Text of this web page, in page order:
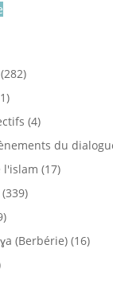
(4)
du
l'islam (17)
(339)
(Berbérie)(16)